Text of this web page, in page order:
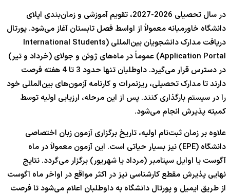
در سال تحصیلی 2026-2027، تقویم آموزشی و زمان‌بندی اپلای
دانشگاه خاورمیانه معمولاً از اواسط فصل تابستان آغاز می‌شود. پورتال
دریافت مدارک دانشجویان بین‌المللی (International Students
Application Portal) عموماً در ماه‌های ژوئن و جولای (خرداد و تیر)
در دسترس قرار می‌گیرد. داوطلبان تنها حدود 3 تا 4 هفته فرصت
دارند تا مدارک تحصیلی، ریزنمرات و کارنامه آزمون‌های بین‌المللی خود
را در سیستم بارگذاری کنند. پس از این مرحله، ارزیابی اولیه توسط
کمیته پذیرش انجام می‌شود.
علاوه بر زمان ثبت‌نام اولیه، تاریخ برگزاری آزمون زبان اختصاصی
دانشگاه (EPE) نیز بسیار حیاتی است. این آزمون معمولاً در ماه
آگوست یا اوایل سپتامبر (مرداد یا شهریور) برگزار می‌گردد. نتایج
نهایی پذیرش مقطع کارشناسی نیز در اکثر مواقع در اواخر ماه آگوست
از طریق ایمیل و پورتال دانشگاه به داوطلبان اعلام می‌شود تا فرصت